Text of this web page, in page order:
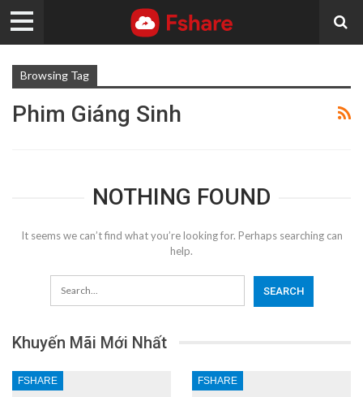
Browsing Tag
Phim Giáng Sinh
NOTHING FOUND
It seems we can’t find what you’re looking for. Perhaps searching can
help.
Khuyến Mãi Mới Nhất
FSHARE FSHARE